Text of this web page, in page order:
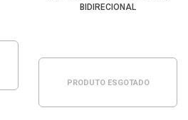
BIDIRECIONAL
PRODUTO ESGOTADO